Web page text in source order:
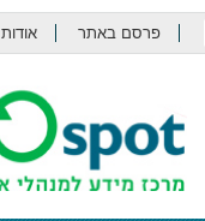
פרסם באתר אודות